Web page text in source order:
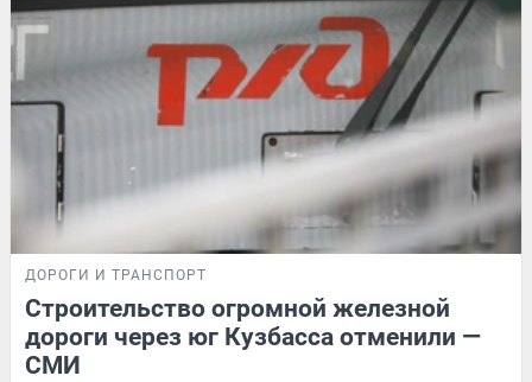
ДОРОГИ И ТРАНСПОРТ
Строительство огромной железной
дороги через юг Кузбасса отменили —
СМИ